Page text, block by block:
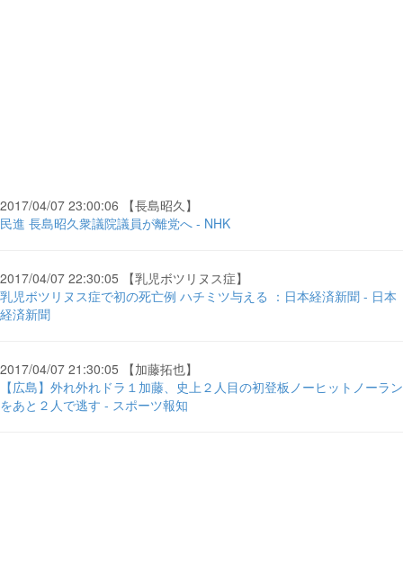
2017/04/07 23:00:06 【長島昭久】
民進 長島昭久衆議院議員が離党へ - NHK
2017/04/07 22:30:05 【乳児ボツリヌス症】
乳児ボツリヌス症で初の死亡例 ハチミツ与える ：日本経済新聞 - 日本
経済新聞
2017/04/07 21:30:05 【加藤拓也】
【広島】外れ外れドラ１加藤、史上２人目の初登板ノーヒットノーラン
をあと２人で逃す - スポーツ報知